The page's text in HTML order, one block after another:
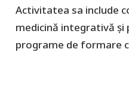
Activitatea sa include
medicină integrativă și
programe de formare